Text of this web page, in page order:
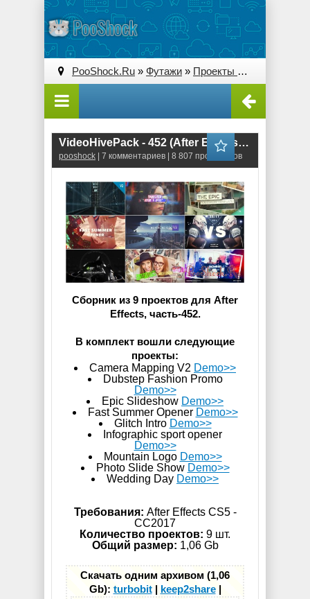
PooShock.Ru » Футажи » Проекты After Effects
VideoHivePack - 452 (After Effects Projects Pack)
pooshock | 7 комментариев | 8 807 просмотров
Сборник из 9 проектов для After
Effects, часть-452.
В комплект вошли следующие
проекты:
Camera Mapping V2 Demo>>
Dubstep Fashion Promo
Demo>>
Epic Slideshow Demo>>
Fast Summer Opener Demo>>
Glitch Intro Demo>>
Infographic sport opener
Demo>>
Mountain Logo Demo>>
Photo Slide Show Demo>>
Wedding Day Demo>>
Требования: After Effects CS5 -
СС2017
Количество проектов: 9 шт.
Общий размер: 1,06 Gb
Скачать одним архивом (1,06
Gb): turbobit| keep2share|